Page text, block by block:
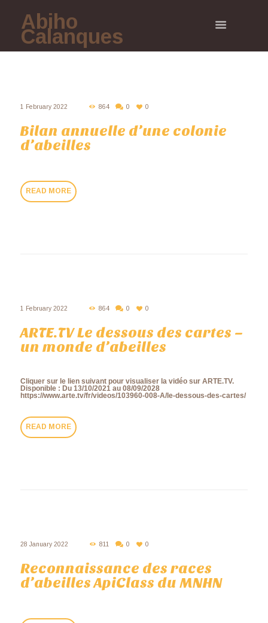
Abiho
Calanques
1 February 2022 864 0 0
Bilan annuelle d’une colonie
d’abeilles
READ MORE
1 February 2022 864 0 0
ARTE.TV Le dessous des cartes –
un monde d’abeilles
Cliquer sur le lien suivant pour visualiser la vidéo sur ARTE.TV.
Disponible : Du 13/10/2021 au 08/09/2028
https://www.arte.tv/fr/videos/103960-008-A/le-dessous-des-cartes/
READ MORE
28 January 2022 811 0 0
Reconnaissance des races
d’abeilles ApiClass du MNHN